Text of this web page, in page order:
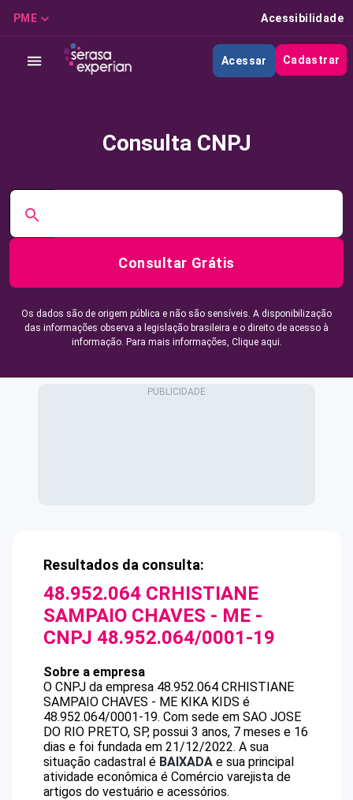
PME Acessibilidade
Acessar Cadastrar
Consulta CNPJ
Consultar Grátis
Os dados são de origem pública e não são sensíveis. A disponibilização
das informações observa a legislação brasileira e o direito de acesso à
informação. Para mais informações, Clique aqui.
Resultados da consulta:
48.952.064 CRHISTIANE
SAMPAIO CHAVES - ME -
CNPJ 48.952.064/0001-19
Sobre a empresa
O CNPJ da empresa 48.952.064 CRHISTIANE
SAMPAIO CHAVES - ME KIKA KIDS é
48.952.064/0001-19. Com sede em SAO JOSE
DO RIO PRETO, SP, possui 3 anos, 7 meses e 16
dias e foi fundada em 21/12/2022. A sua
situação cadastral é BAIXADA e sua principal
atividade econômica é Comércio varejista de
artigos do vestuário e acessórios.